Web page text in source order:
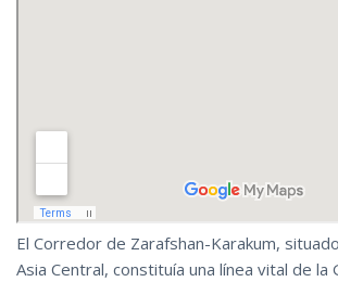
El Corredor de Zarafshan-Karakum,
Asia Central, constituía una línea vital de la